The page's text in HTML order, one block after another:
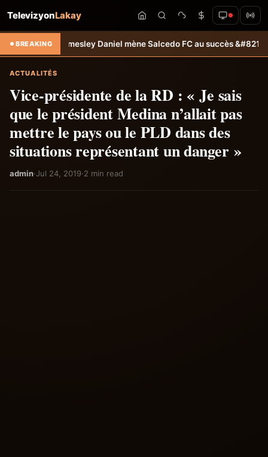
TelevizyonLakay
BREAKINGDaniel mène Salcedo FC au succès &#8211; Haiti-Tempo
ACTUALITÉS
Vice-présidente de la RD : « Je sais
que le président Medina n’allait pas
mettre le pays ou le PLD dans des
situations représentant un danger »
admin·Jul 24, 2019·2 min read